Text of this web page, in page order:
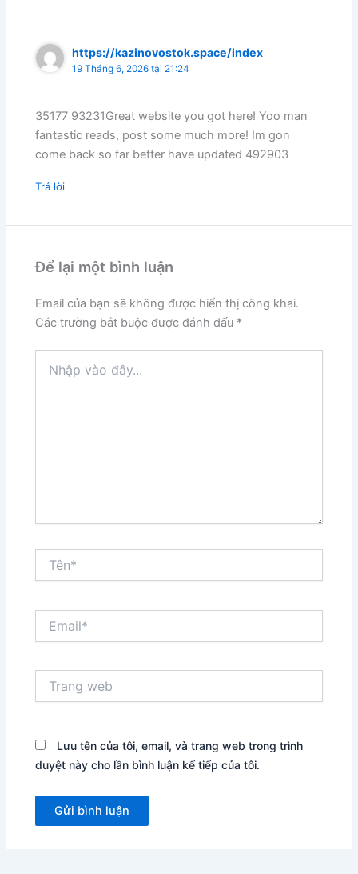
https://kazinovostok.space/index
19 Tháng 6, 2026 tại 21:24
35177 93231Great website you got here! Yoo man
fantastic reads, post some much more! Im gon
come back so far better have updated 492903
Trả lời
Để lại một bình luận
Email của bạn sẽ không được hiển thị công khai.
Các trường bắt buộc được đánh dấu *
vào
web
Lưu tên của tôi, email, và trang web trong trình
duyệt này cho lần bình luận kế tiếp của tôi.